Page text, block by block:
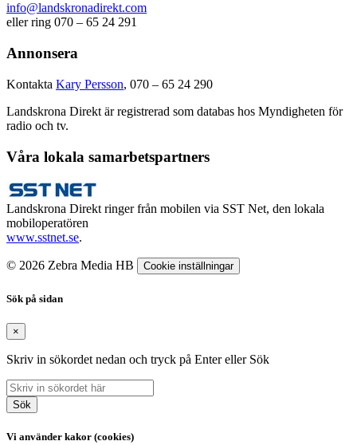
info@landskronadirekt.com
eller ring 070 – 65 24 291
Annonsera
Kontakta Kary Persson, 070 – 65 24 290
Landskrona Direkt är registrerad som databas hos Myndigheten för
radio och tv.
Våra lokala samarbetspartners
Landskrona Direkt ringer från mobilen via SST Net, den lokala
mobiloperatören
www.sstnet.se.
© 2026 Zebra Media HB Cookie inställningar
Sök på sidan
×
Skriv in sökordet nedan och tryck på Enter eller Sök
Sök
Vi använder kakor (cookies)